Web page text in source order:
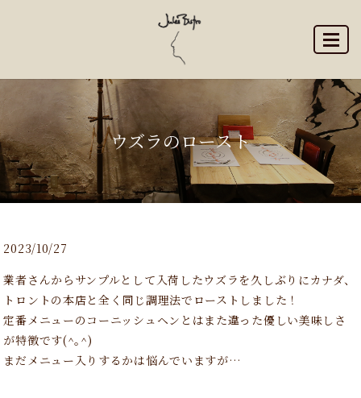
ウズラのロースト
2023/10/27
業者さんからサンプルとして入荷したウズラを久しぶりにカナダ、
トロントの本店と全く同じ調理法でローストしました！
定番メニューのコーニッシュヘンとはまた違った優しい美味しさ
が特徴です(^｡^)
まだメニュー入りするかは悩んでいますが…